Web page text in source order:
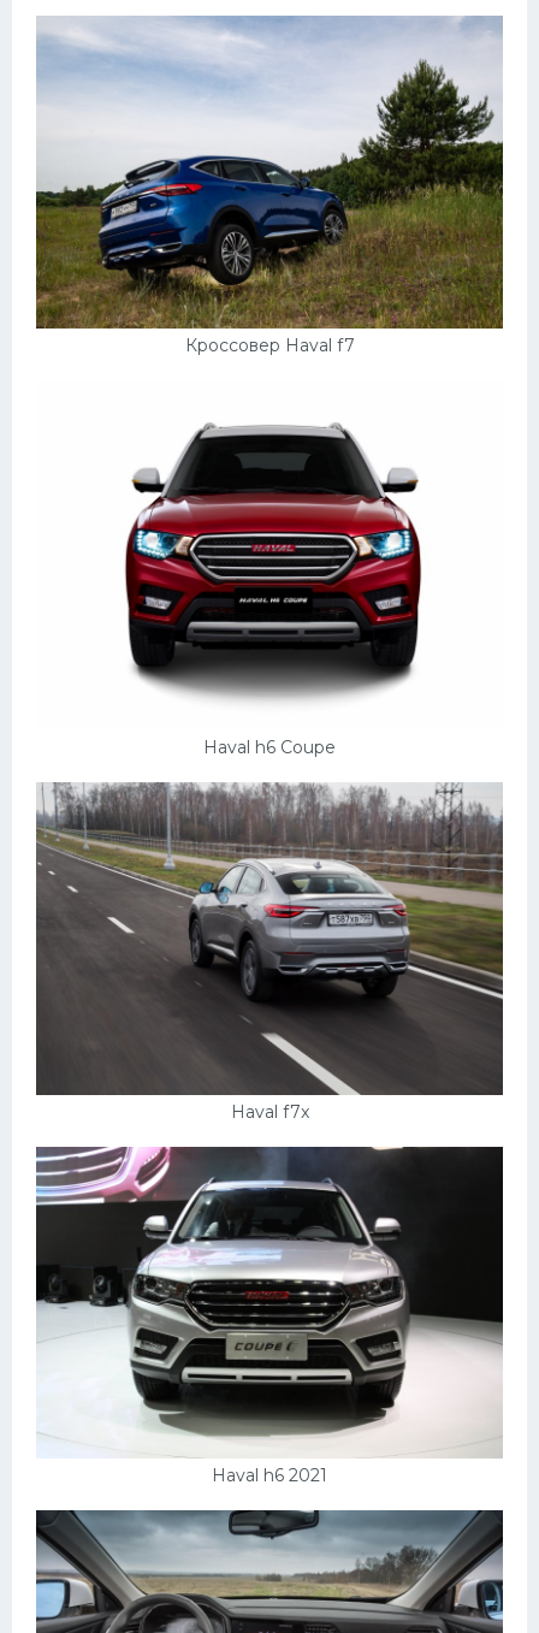
Кроссовер Haval f7
Haval h6 Coupe
Haval f7x
Haval h6 2021